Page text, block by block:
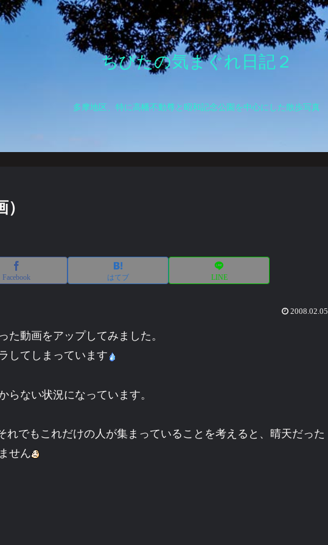
ちびたの気まぐれ日記２
多摩地区、特に高幡不動尊と昭和記念公園を中心にした散歩写真
Facebook はてブ LINE
2008.02.05
た動画をアップしてみました。
してしまっています
らない状況になっています。
れでもこれだけの人が集まっていることを考えると、晴天だった
せん